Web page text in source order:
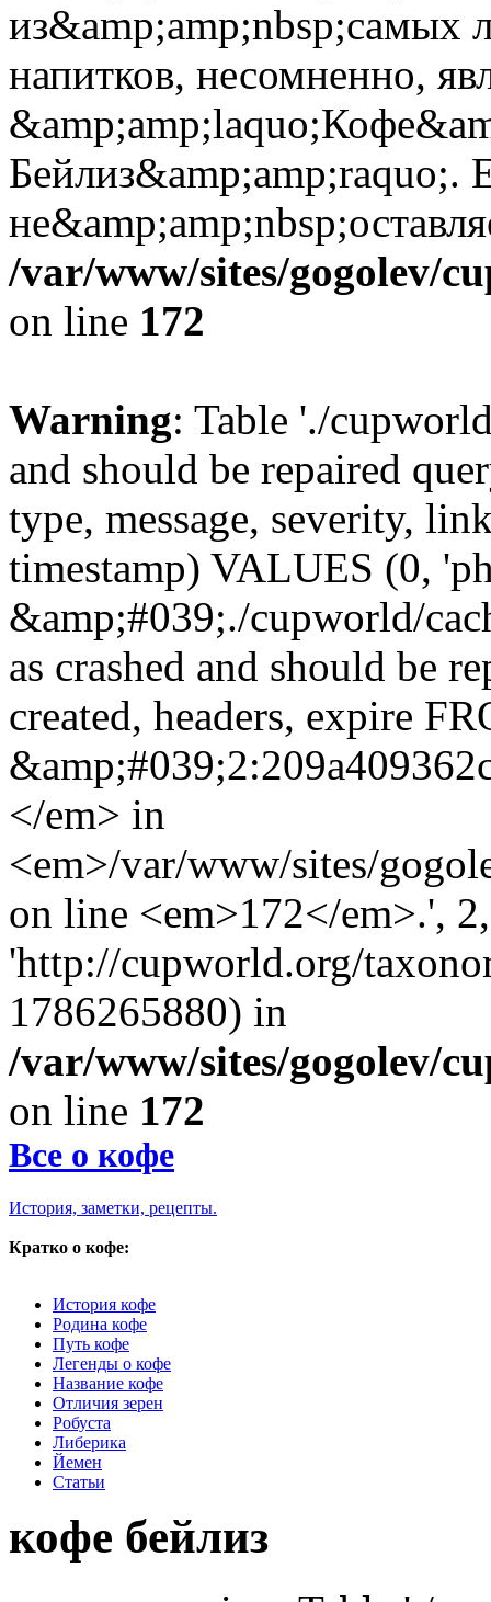
напитков, несомненно,
Бейлиз&amp;amp;raquo;.
/var/www/sites/gogolev/
on line 172
Warning: Table './
and should be repaired
type, message, severity,
timestamp) VALUES (0,
&amp;#039;./cupworld/
as crashed and should be
created, headers, expire
</em> in
<em>/var/www/sites/
on line <em>172</em>.',
'http://cupworld.org/
1786265880) in
/var/www/sites/gogolev/
on line 172
Все о кофе
История, заметки, рецепты.
Кратко о кофе:
История кофе
Родина кофе
Путь кофе
Легенды о кофе
Название кофе
Отличия зерен
Робуста
Либерика
Йемен
Статьи
кофе бейлиз